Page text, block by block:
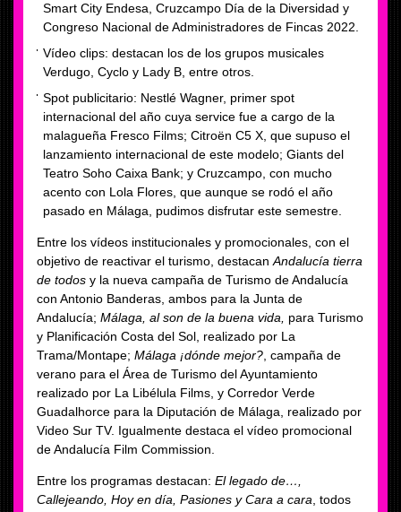
Smart City Endesa, Cruzcampo Día de la Diversidad y
Congreso Nacional de Administradores de Fincas 2022.
Vídeo clips: destacan los de los grupos musicales
Verdugo, Cyclo y Lady B, entre otros.
Spot publicitario: Nestlé Wagner, primer spot
internacional del año cuya service fue a cargo de la
malagueña Fresco Films; Citroën C5 X, que supuso el
lanzamiento internacional de este modelo; Giants del
Teatro Soho Caixa Bank; y Cruzcampo, con mucho
acento con Lola Flores, que aunque se rodó el año
pasado en Málaga, pudimos disfrutar este semestre.
Entre los vídeos institucionales y promocionales, con el
objetivo de reactivar el turismo, destacan Andalucía tierra
de todos y la nueva campaña de Turismo de Andalucía
con Antonio Banderas, ambos para la Junta de
Andalucía; Málaga, al son de la buena vida,
para Turismo
y Planificación Costa del Sol, realizado por La
Trama/Montape; Málaga ¡dónde mejor? , campaña de
verano para el Área de Turismo del Ayuntamiento
realizado por La Libélula Films, y Corredor Verde
Guadalhorce para la Diputación de Málaga, realizado por
Video Sur TV. Igualmente destaca el vídeo promocional
de Andalucía Film Commission.
Entre los programas destacan: El legado de…,
Callejeando, Hoy en día, Pasiones y Cara a cara , todos